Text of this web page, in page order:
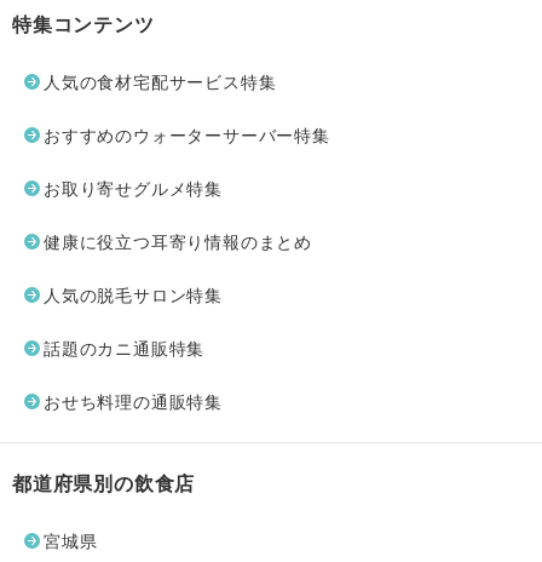
特集コンテンツ
人気の食材宅配サービス特集
おすすめのウォーターサーバー特集
お取り寄せグルメ特集
健康に役立つ耳寄り情報のまとめ
人気の脱毛サロン特集
話題のカニ通販特集
おせち料理の通販特集
都道府県別の飲食店
宮城県